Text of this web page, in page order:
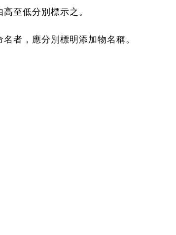
至低分別標示之。
者，應分別標明添加物名稱。